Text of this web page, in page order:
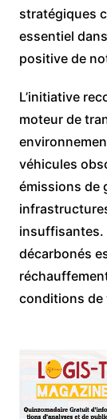
stratégiques
essentiel
positive de
L’initiative
moteur de
véhicules
émissions de
insuffisantes.
décarbonés
conditions de